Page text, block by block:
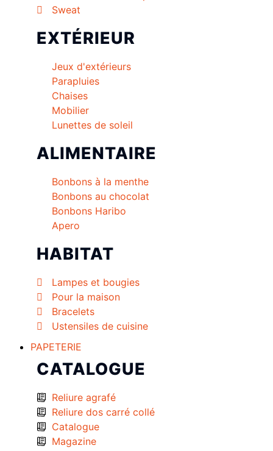
Sweat
EXTÉRIEUR
Jeux d'extérieurs
Parapluies
Chaises
Mobilier
Lunettes de soleil
ALIMENTAIRE
Bonbons à la menthe
Bonbons au chocolat
Bonbons Haribo
Apero
HABITAT
Lampes et bougies
Pour la maison
Bracelets
Ustensiles de cuisine
PAPETERIE
CATALOGUE
Reliure agrafé
Reliure dos carré collé
Catalogue
Magazine